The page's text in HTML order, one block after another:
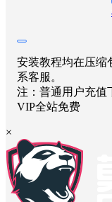
安装教程均在压缩
系客服。
注：普通用户充值
VIP全站免费
×